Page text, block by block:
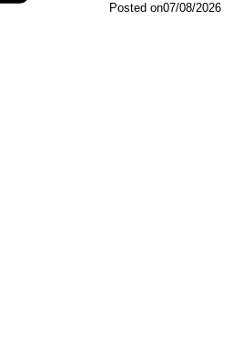
Posted on07/08/2026